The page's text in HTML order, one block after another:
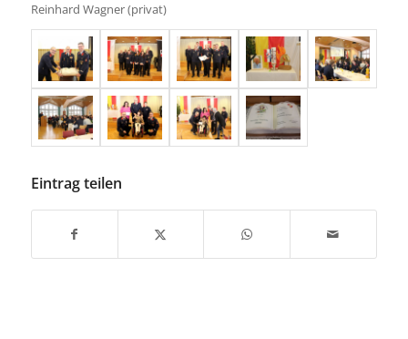
Reinhard Wagner (privat)
Eintrag teilen